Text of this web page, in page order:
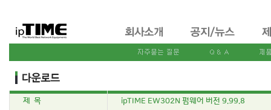
제 목 ipTIME EW302N 펌웨어 버전 9.99.8